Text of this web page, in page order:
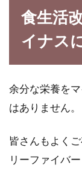
食生活
イナス
余分な栄養を
はありません。
皆さんもよく
リーファイバー